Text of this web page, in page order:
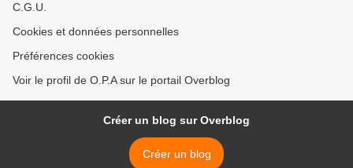
C.G.U.
Cookies et données personnelles
Préférences cookies
Voir le profil de O.P.A sur le portail Overblog
Créer un blog sur Overblog
Créer un blog